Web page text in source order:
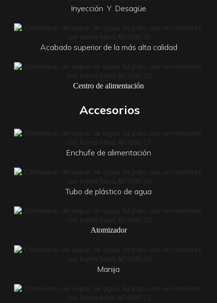
Inyección Y Desagüe
Acabado superior de la más alta calidad
Centro de alimentación
Accesorios
Enchufe de alimentación
Tubo de plástico de agua
Atomizador
Manija